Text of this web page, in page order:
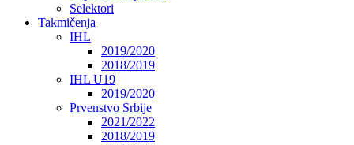
Selektori
Takmičenja
IHL
2019/2020
2018/2019
IHL U19
2019/2020
Prvenstvo Srbije
2021/2022
2018/2019